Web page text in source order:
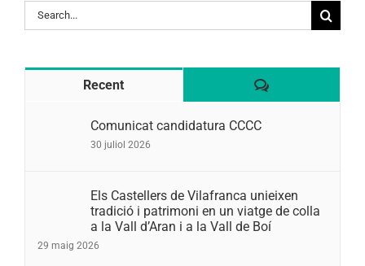
Search
for:
Recent Comentaris
Comunicat candidatura CCCC
30 juliol 2026
Els Castellers de Vilafranca unieixen
tradició i patrimoni en un viatge de colla
a la Vall d’Aran i a la Vall de Boí
29 maig 2026